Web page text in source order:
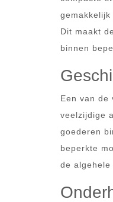
Dit maakt
binnen
Een van de
veelzijdige
goederen
beperkte
de